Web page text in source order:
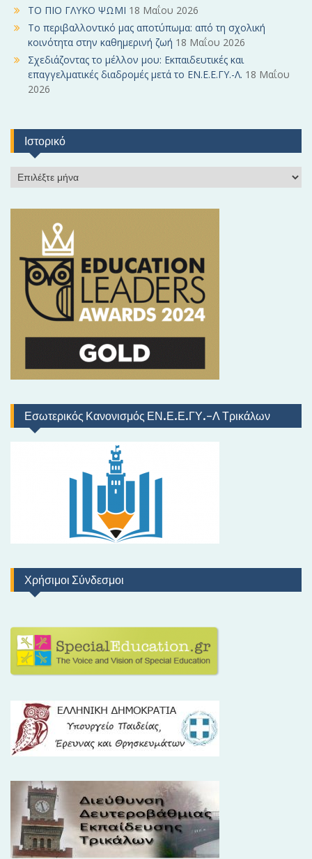
ΤΟ ΠΙΟ ΓΛΥΚΟ ΨΩΜΙ 18 Μαΐου 2026
Το περιβαλλοντικό μας αποτύπωμα: από τη σχολική
κοινότητα στην καθημερινή ζωή 18 Μαΐου 2026
Σχεδιάζοντας το μέλλον μου: Εκπαιδευτικές και
επαγγελματικές διαδρομές μετά το ΕΝ.Ε.Ε.ΓΥ.-Λ. 18 Μαΐου
2026
Ιστορικό
Εσωτερικός Κανονισμός ΕΝ.Ε.Ε.ΓΥ.-Λ Τρικάλων
Χρήσιμοι Σύνδεσμοι